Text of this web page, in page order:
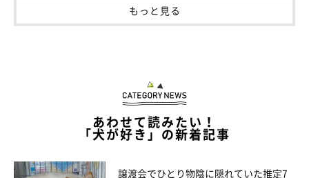
もっと見る
あわせて読みたい！
「犬が好き」の新着記事
譲渡会でひとり物陰に隠れていた推定7